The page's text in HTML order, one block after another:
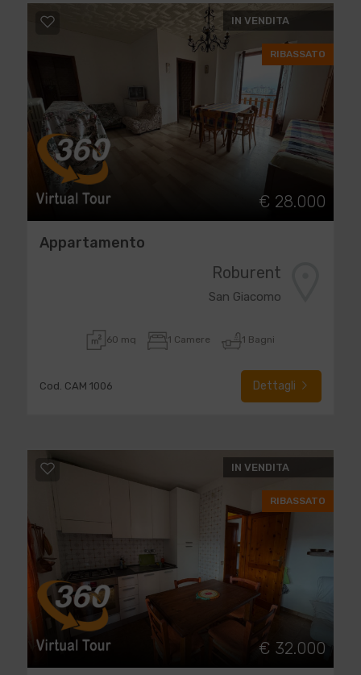
IN VENDITA
RIBASSATO
€ 28.000
Appartamento
Roburent
San Giacomo
60 mq 1 Camere 1 Bagni
Cod. CAM 1006 Dettagli
IN VENDITA
RIBASSATO
€ 32.000